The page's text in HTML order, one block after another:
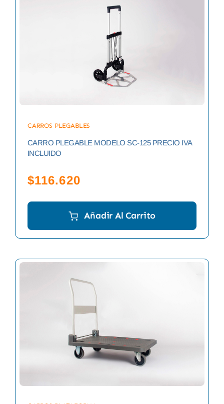
CARROS PLEGABLES
CARRO PLEGABLE MODELO SC-125 PRECIO IVA
INCLUIDO
$116.620
Añadir Al Carrito